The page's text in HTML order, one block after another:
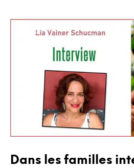
BLOG
Dans les familles